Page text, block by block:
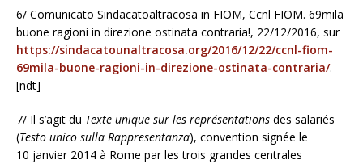
6/ Comunicato Sindacatoaltracosa in FIOM, Ccnl FIOM. 69mila
buone ragioni in direzione ostinata contraria!, 22/12/2016, sur
https://sindacatounaltracosa.org/2016/12/22/ccnl-fiom-
69mila-buone-ragioni-in-direzione-ostinata-contraria/.
[ndt]
7/ Il s’agit du Texte unique sur les représentations des salariés
(Testo unico sulla Rappresentanza), convention signée le
10 janvier 2014 à Rome par les trois grandes centrales